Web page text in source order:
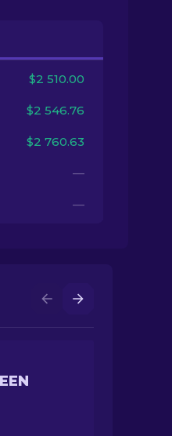
$2 510.00
$2 546.76
$2 760.63
—
—